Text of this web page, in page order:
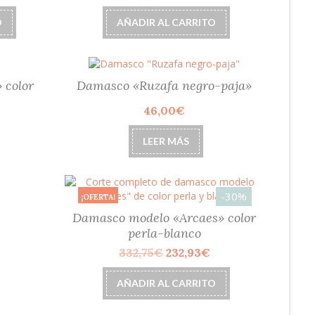
AÑADIR AL CARRITO
color Damasco «Ruzafa negro-paja»
46,00€
LEER MÁS
-30%
¡OFERTA!
Damasco modelo «Arcaes» color
perla-blanco
332,75€ El
precio
original
era:
232,93€El
precio
actual
es:
AÑADIR AL CARRITO